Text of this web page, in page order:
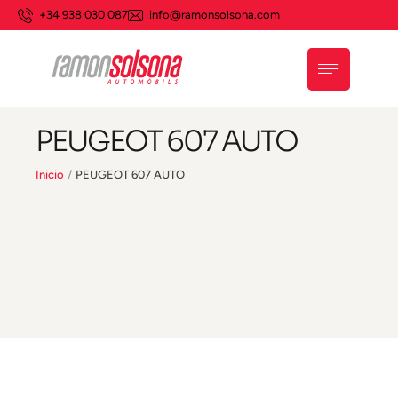
+34 938 030 087 info@ramonsolsona.com
PEUGEOT 607 AUTO
Inicio / PEUGEOT 607 AUTO